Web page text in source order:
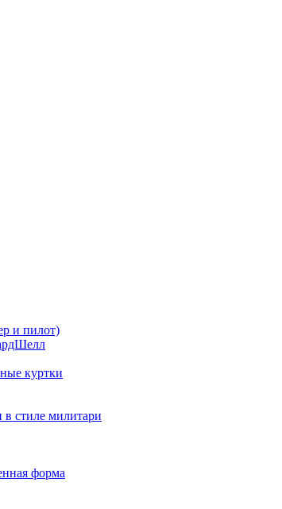
и пилот)
куртки
стиле милитари
форма